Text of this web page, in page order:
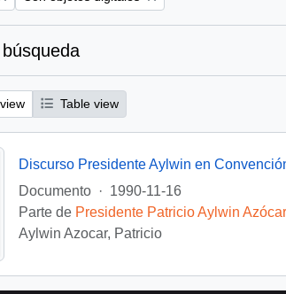
Table view
Discurso Presidente Aylwin en
Documento
· 1990-11-16
Parte de Presidente Patricio Aylwin
Aylwin Azocar, Patricio